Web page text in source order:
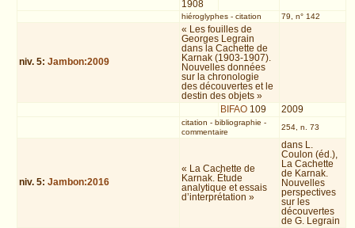
1908
hiéroglyphes- citation 79, n° 142
niv. 5:Jambon:2009
« Les fouilles de
Georges Legrain
dans la Cachette de
Karnak (1903-1907).
Nouvelles données
sur la chronologie
des découvertes et le
destin des objets »
BIFAO 109 2009
citation - bibliographie -
commentaire
254, n. 73
niv. 5:Jambon:2016
« La Cachette de
Karnak. Étude
analytique et essais
d’interprétation »
dans L.
Coulon (éd.),
La Cachette
de Karnak.
Nouvelles
perspectives
sur les
découvertes
de G. Legrain